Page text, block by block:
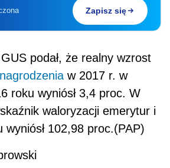
Zapisz się
podał, że realny wzrost
w 2017 r. w
roku wyniósł 3,4 proc. W
waloryzacji emerytur i
102,98 proc.(PAP)